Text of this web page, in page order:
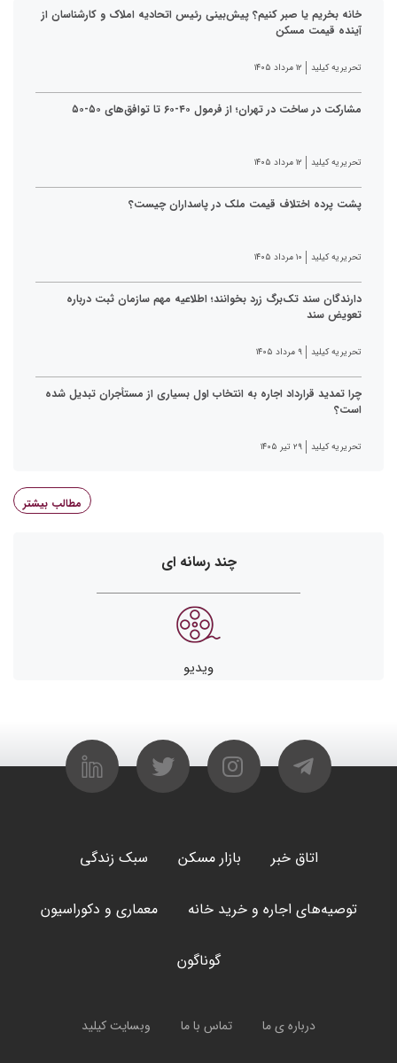
خانه بخریم یا صبر کنیم؟ پیش‌بینی رئیس اتحادیه املاک و کارشناسان از
آینده قیمت مسکن
تحریریه کیلید ۱۲ مرداد ۱۴۰۵
مشارکت در ساخت در تهران؛ از فرمول ۴۰-۶۰ تا توافق‌های ۵۰-۵۰
تحریریه کیلید ۱۲ مرداد ۱۴۰۵
پشت پرده اختلاف قیمت ملک در پاسداران چیست؟
تحریریه کیلید ۱۰ مرداد ۱۴۰۵
دارندگان سند تک‌برگ زرد بخوانند؛ اطلاعیه مهم سازمان ثبت درباره
تعویض سند
تحریریه کیلید ۹ مرداد ۱۴۰۵
چرا تمدید قرارداد اجاره به انتخاب اول بسیاری از مستأجران تبدیل شده
است؟
تحریریه کیلید ۲۹ تیر ۱۴۰۵
مطالب بیشتر
چند رسانه ای
ویدیو
اتاق خبر بازار مسکن سبک زندگی
توصیه‌های اجاره و خرید خانه معماری و دکوراسیون
گوناگون
درباره ی ما تماس با ما وبسایت کیلید